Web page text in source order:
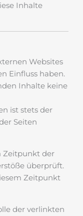
Inhalte
Websites
Einfluss haben.
Inhalte keine
ist stets der
Seiten
Zeitpunkt der
überprüft.
Zeitpunkt
der verlinkten